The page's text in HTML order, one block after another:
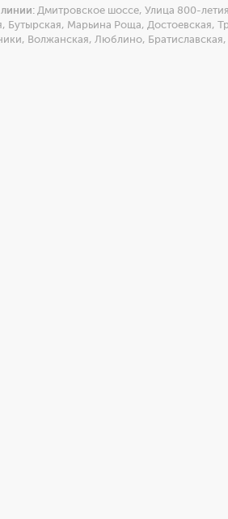
Дмитровское шоссе, Улица 800-
, Бутырская, Марьина Роща, Достоевская,
, Волжанская, Люблино, Братиславская,